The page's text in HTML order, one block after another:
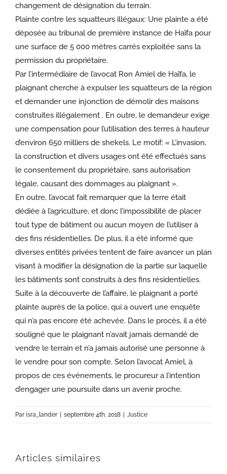
changement de désignation du terrain.
Plainte contre les squatteurs illégaux: Une plainte a été
déposée au tribunal de première instance de Haïfa pour
une surface de 5 000 mètres carrés exploitée sans la
permission du propriétaire.
Par l’intermédiaire de l’avocat Ron Amiel de Haïfa, le
plaignant cherche à expulser les squatteurs de la région
et demander une injonction de démolir des maisons
construites illégalement . En outre, le demandeur exige
une compensation pour l’utilisation des terres à hauteur
d’environ 650 milliers de shekels. Le motif: « L’invasion,
la construction et divers usages ont été effectués sans
le consentement du propriétaire, sans autorisation
légale, causant des dommages au plaignant ».
En outre, l’avocat fait remarquer que la terre était
dédiée à l’agriculture, et donc l’impossibilité de placer
tout type de bâtiment ou aucun moyen de l’utiliser à
des fins résidentielles. De plus, il a été informé que
diverses entités privées tentent de faire avancer un plan
visant à modifier la désignation de la partie sur laquelle
les bâtiments sont construits à des fins résidentielles.
Suite à la découverte de l’affaire, le plaignant a porté
plainte auprès de la police, qui a ouvert une enquête
qui n’a pas encore été achevée. Dans le procès, il a été
souligné que le plaignant n’avait jamais demandé de
vendre le terrain et n’a jamais autorisé une personne à
le vendre pour son compte. Selon l’avocat Amiel, à
propos de ces événements, le procureur a l’intention
d’engager une poursuite dans un avenir proche.
Parisra_lander | septembre 4th, 2018 | Justice
Articles similaires